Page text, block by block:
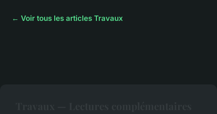
← Voir tous les articles Travaux